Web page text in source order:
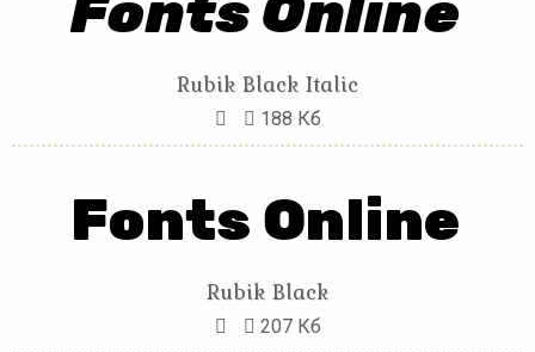
Rubik Black Italic
188 Кб
Rubik Black
207 Кб